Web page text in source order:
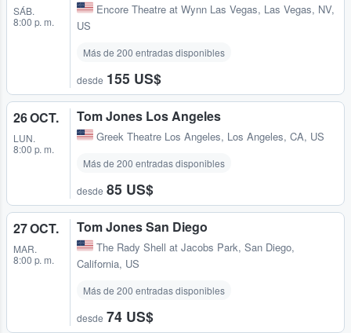
SÁB.
8:00 p. m.
Encore Theatre at Wynn Las Vegas, Las Vegas, NV,
US
Más de 200 entradas disponibles
desde 155 US$
26 OCT.
LUN.
8:00 p. m.
Tom Jones Los Angeles
Greek Theatre Los Angeles, Los Angeles, CA, US
Más de 200 entradas disponibles
desde 85 US$
27 OCT.
MAR.
8:00 p. m.
Tom Jones San Diego
The Rady Shell at Jacobs Park, San Diego,
California, US
Más de 200 entradas disponibles
desde 74 US$